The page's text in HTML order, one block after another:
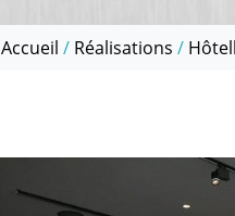
Accueil / Réalisations /